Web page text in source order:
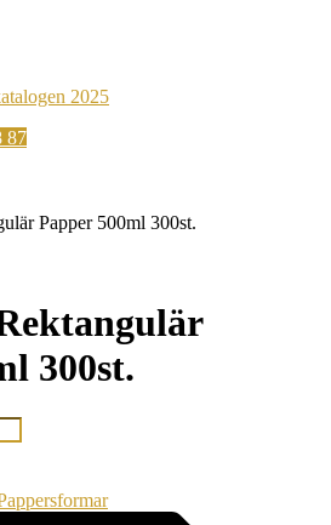
2025
87
Papper 500ml 300st.
300st.